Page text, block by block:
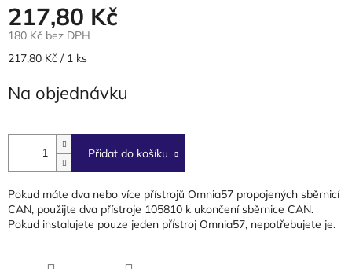
217,80 Kč
180 Kč bez DPH
Měrná
217,80 Kč / 1 ks
Na objednávku
Přidat do košíku
Pokud máte dva nebo více přístrojů Omnia57 propojených sběrnicí
CAN, použijte dva přístroje 105810 k ukončení sběrnice CAN.
Pokud instalujete pouze jeden přístroj Omnia57, nepotřebujete je.